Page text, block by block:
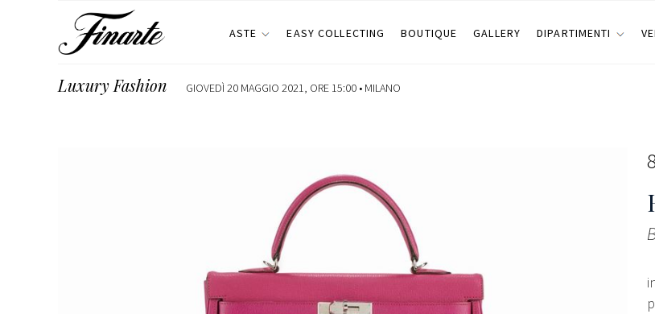
ASTE EASY COLLECTING BOUTIQUE GALLERY DIPARTIMENTI
Luxury Fashion GIOVEDÌ 20 MAGGIO 2021, ORE 15:00 • MILANO